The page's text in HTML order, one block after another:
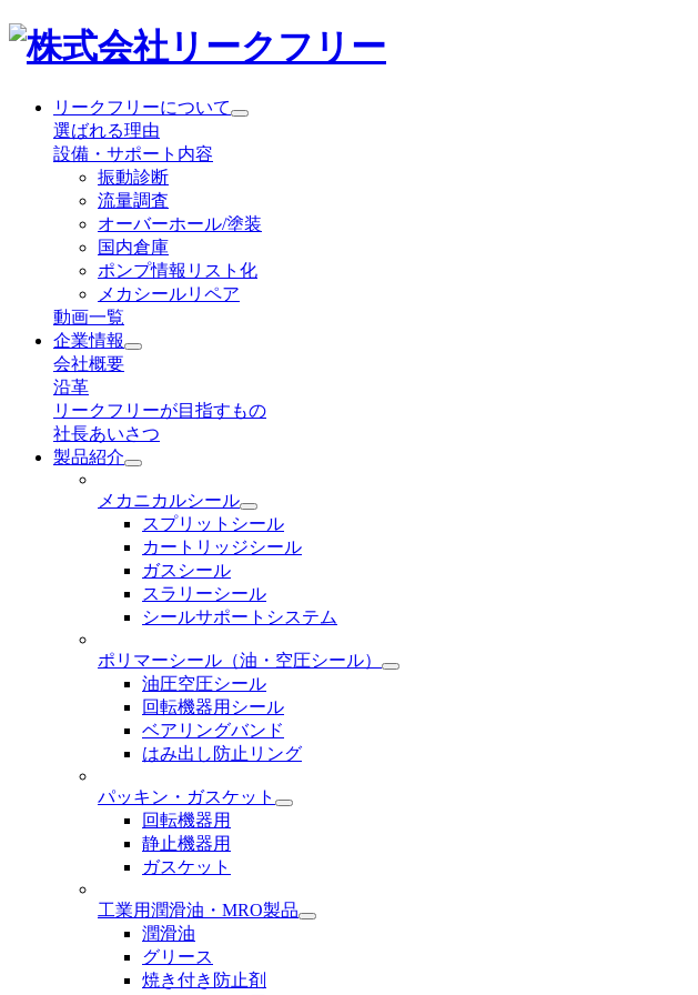
リークフリーについて
選ばれる理由
設備・サポート内容
振動診断
流量調査
オーバーホール/塗装
国内倉庫
ポンプ情報リスト化
メカシールリペア
動画一覧
企業情報
会社概要
沿革
リークフリーが目指すもの
社長あいさつ
製品紹介
メカニカルシール
スプリットシール
カートリッジシール
ガスシール
スラリーシール
シールサポートシステム
ポリマーシール （油・空圧シール）
油圧空圧シール
回転機器用シール
ベアリングバンド
はみ出し防止リング
パッキン・ガスケット
回転機器用
静止機器用
ガスケット
工業用潤滑油・MRO製品
潤滑油
グリース
焼き付き防止剤